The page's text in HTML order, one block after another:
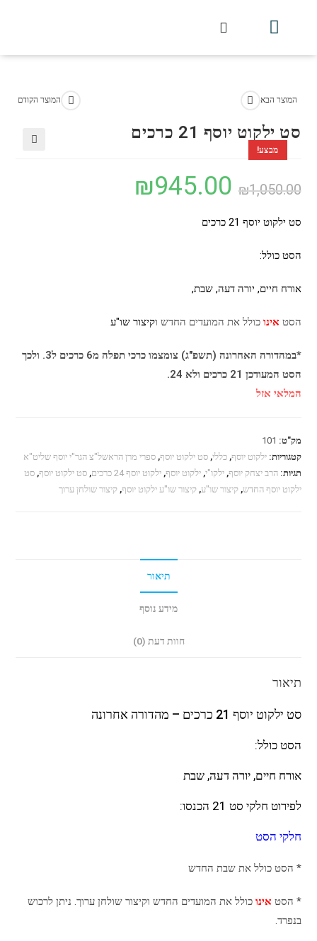
מבצע!
המוצר הקודם המוצר הבא
סט ילקוט יוסף 21 כרכים
₪1,050.00
₪945.00
סט ילקוט יוסף 21 כרכים
הסט כולל:
אורח חיים, יורה דעה, שבת,
הסט אינו כולל את המועדים החדש וקיצור שו"ע
*במהדורה האחרונה (תשפ"ג) צומצמו כרכי תפלה מ6 כרכים ל3. ולכך
הסט המעודכן 21 כרכים ולא 24.
המלאי אזל
מק"ט: 101
קטגוריות:ילקוט יוסף,כללי,סט ילקוט יוסף,ספרי מרן הראשל"צ הגר"י יוסף שליט"א
תגיות:הרב יצחק יוסף,ילקו"י,ילקוט יוסף,ילקוט יוסף 24 כרכים ,סט ילקוט יוסף,סט
ילקוט יוסף החדש,קיצור שו"ע,קיצור שו"ע ילקוט יוסף,קיצור שולחן ערוך
תיאור
מידע נוסף
חוות דעת (0)
תיאור
סט ילקוט יוסף 21 כרכים – מהדורה אחרונה
הסט כולל:
אורח חיים, יורה דעה, שבת
לפירוט חלקי סט 21 הכנסו:
חלקי הסט
* הסט כולל את שבת החדש
* הסט אינו כולל את המועדים החדש וקיצור שולחן ערוך. ניתן לרכוש
בנפרד.